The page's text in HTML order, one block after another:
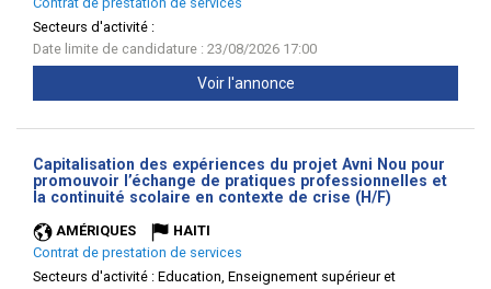
Secteurs d'activité :
Date limite de candidature : 23/08/2026 17:00
Voir l'annonce
Capitalisation des expériences du projet Avni Nou pour
promouvoir l’échange de pratiques professionnelles et
la continuité scolaire en contexte de crise (H/F)
AMÉRIQUES
HAITI
Contrat de prestation de services
Secteurs d'activité : Education, Enseignement supérieur et